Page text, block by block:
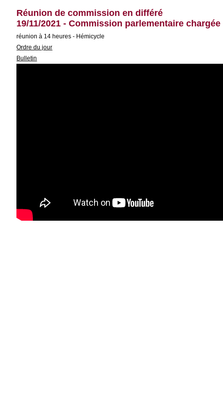
Réunion de commission en différé
19/11/2021 - Commission parlementaire
réunion à 14 heures - Hémicycle
Ordre du jour
Bulletin